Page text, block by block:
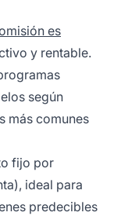
es
y rentable.
según
más comunes
fijo por
ideal para
predecibles